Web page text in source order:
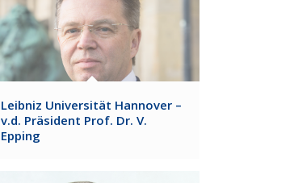
Leibniz Universität Hannover –
v.d. Präsident Prof. Dr. V.
Epping